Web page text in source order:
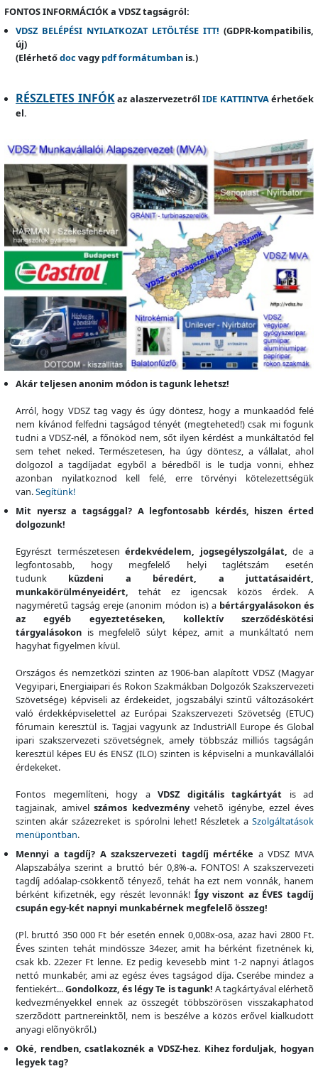
FONTOS INFORMÁCIÓK a VDSZ tagságról:
VDSZ BELÉPÉSI NYILATKOZAT LETÖLTÉSE ITT! (GDPR-kompatibilis,
új)
(Elérhetődoc vagy pdf formátumban is.)
RÉSZLETES INFÓKaz alaszervezetről IDE KATTINTVAérhetőek
el.
Akár teljesen anonim módon is tagunk lehetsz!
Arról, hogy VDSZ tag vagy és úgy döntesz, hogy a munkaadód felé
nem kívánod felfedni tagságod tényét (megteheted!) csak mi fogunk
tudni a VDSZ-nél, a főnököd nem, sőt ilyen kérdést a munkáltatód fel
sem tehet neked. Természetesen, ha úgy döntesz, a vállalat, ahol
dolgozol a tagdíjadat egyből a béredből is le tudja vonni, ehhez
azonban nyilatkoznod kell felé, erre törvényi kötelezettségük
van.Segítünk!
Mit nyersz a tagsággal? A legfontosabb kérdés, hiszen érted
dolgozunk!
Egyrészt természetesenérdekvédelem, jogsegélyszolgálat, de a
legfontosabb, hogy megfelelő helyi taglétszám esetén
tudunk küzdeni a béredért, a juttatásaidért,
munkakörülményeidért, tehát ez igencsak közös érdek. A
nagyméretű tagság ereje (anonim módon is) a bértárgyalásokon és
az egyéb egyeztetéseken, kollektív szerződéskötési
tárgyalásokon is megfelelõ súlyt képez, amit a munkáltató nem
hagyhat figyelmen kívül.
Országos és nemzetközi szinten az 1906-ban alapított VDSZ (Magyar
Vegyipari, Energiaipari és Rokon Szakmákban Dolgozók Szakszervezeti
Szövetsége) képviseli az érdekeidet, jogszabályi szintű változásokért
való érdekképviselettel az Európai Szakszervezeti Szövetség (ETUC)
fórumain keresztül is. Tagjai vagyunk az IndustriAll Europe és Global
ipari szakszervezeti szövetségnek, amely többszáz milliós tagságán
keresztül képes EU és ENSZ (ILO) szinten is képviselni a munkavállalói
érdekeket.
Fontos megemlíteni, hogy a VDSZ digitális tagkártyát is ad
tagjainak, amivelszámos kedvezményvehetõ igénybe, ezzel éves
szinten akár százezreket is spórolni lehet! Részletek a Szolgáltatások
menüpontban.
Mennyi a tagdíj? A szakszervezeti tagdíj mértéke a VDSZ MVA
Alapszabálya szerint a bruttó bér 0,8%-a. FONTOS! A szakszervezeti
tagdíj adóalap-csökkentõ tényező, tehát ha ezt nem vonnák, hanem
bérként kifizetnék, egy részét levonnák! Így viszont az ÉVES tagdíj
csupán egy-két napnyi munkabérnek megfelelõ összeg!
(Pl. bruttó 350 000 Ft bér esetén ennek 0,008x-osa, azaz havi 2800 Ft.
Éves szinten tehát mindössze 34ezer, amit ha bérként fizetnének ki,
csak kb. 22ezer Ft lenne. Ez pedig kevesebb mint 1-2 napnyi átlagos
nettó munkabér, ami az egész éves tagságod díja. Cserébe mindez a
fentiekért...Gondolkozz, és légy Te is tagunk! A tagkártyával elérhetõ
kedvezményekkel ennek az összegét többszörösen visszakaphatod
szerzõdött partnereinktõl, nem is beszélve a közös erővel kialkudott
anyagi elõnyökről.)
Oké, rendben, csatlakoznék a VDSZ-hez. Kihez forduljak, hogyan
legyek tag?